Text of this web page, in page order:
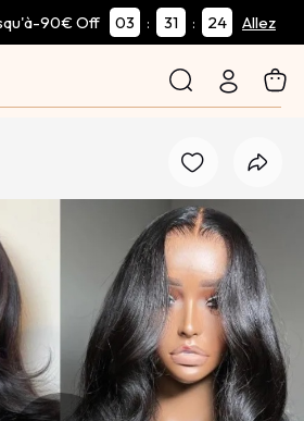
90€ Off 03 : 31 : 24 Allez